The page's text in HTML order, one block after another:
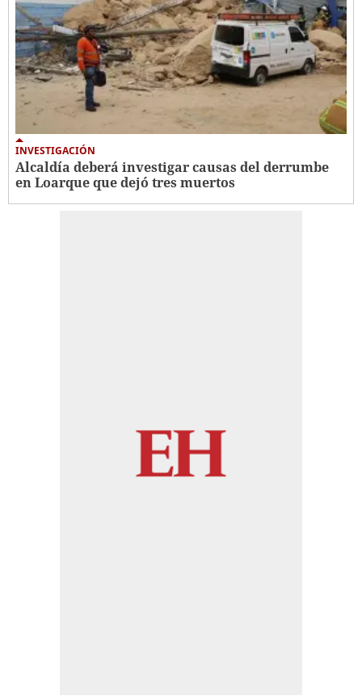
INVESTIGACIÓN
Alcaldía deberá investigar causas del derrumbe
en Loarque que dejó tres muertos